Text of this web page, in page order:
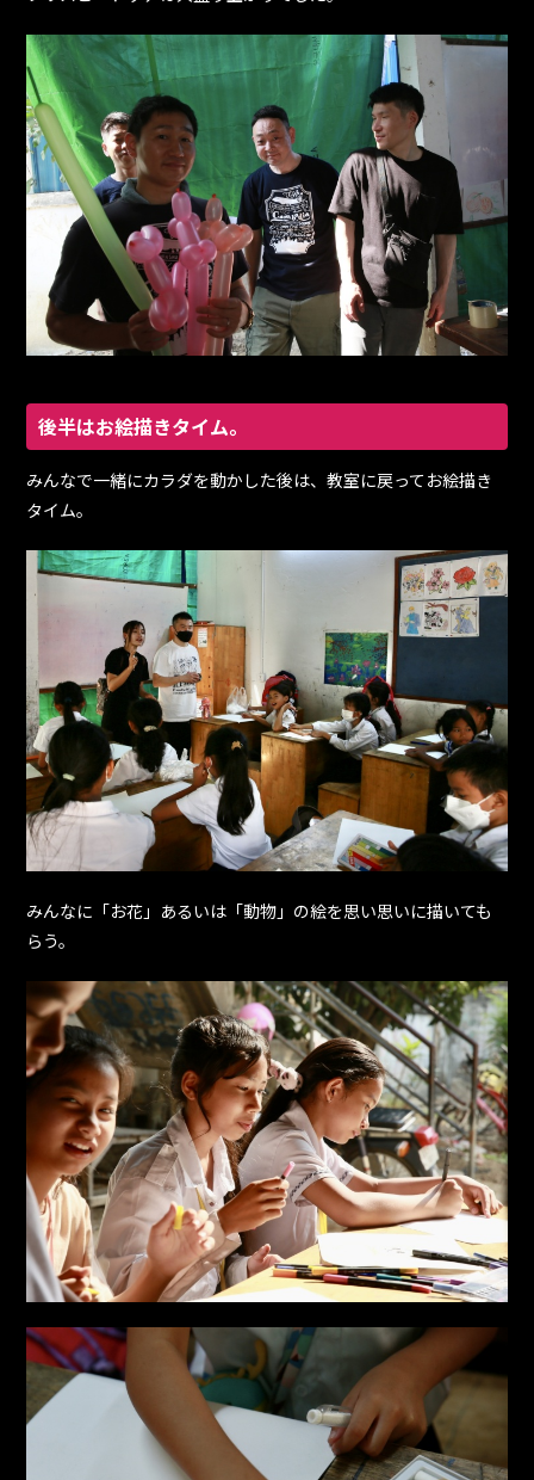
後半はお絵描きタイム。
みんなで一緒にカラダを動かした後は、教室に戻ってお絵描き
タイム。
みんなに「お花」あるいは「動物」の絵を思い思いに描いても
らう。